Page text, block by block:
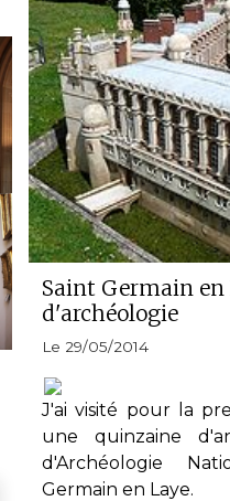
Saint Germain en
d'archéologie
Le 29/05/2014
J'ai visité pour la
une quinzaine
d'Archéologie
Germain en Laye.